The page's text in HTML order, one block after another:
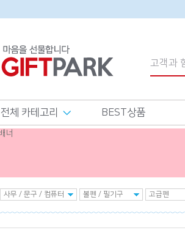
전체 카테고리 BEST상품